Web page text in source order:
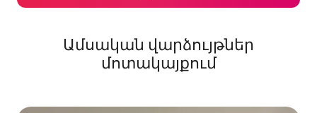
Ամսական վարձույթներ
մոտակայքում